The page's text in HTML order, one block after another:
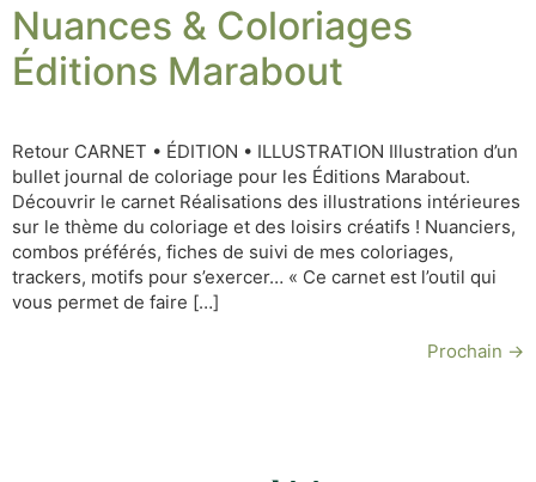
Nuances & Coloriages
Éditions Marabout
Retour CARNET • ÉDITION • ILLUSTRATION Illustration d’un
bullet journal de coloriage pour les Éditions Marabout.
Découvrir le carnet Réalisations des illustrations intérieures
sur le thème du coloriage et des loisirs créatifs ! Nuanciers,
combos préférés, fiches de suivi de mes coloriages,
trackers, motifs pour s’exercer… « Ce carnet est l’outil qui
vous permet de faire […]
Prochain →